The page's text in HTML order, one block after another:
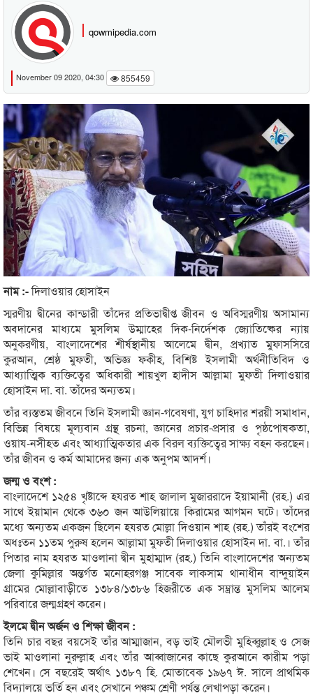
qowmipedia.com
November 09 2020, 04:30 855459
নাম :-দিলাওয়ার হোসাইন
স্মরণীয় দ্বীনের কান্ডারী তাঁদের প্রতিভাদ্বীপ্ত জীবন ও অবিস্মরণীয় অসামান্য
অবদানের মাধ্যমে মুসলিম উম্মাহের দিক-নির্দেশক জ্যোতিষ্কের ন্যায়
অনুকরণীয়, বাংলাদেশের শীর্ষস্থানীয় আলেমে দ্বীন, প্রখ্যাত মুফাসসিরে
কুরআন, শ্রেষ্ঠ মুফতী, অভিজ্ঞ ফকীহ, বিশিষ্ট ইসলামী অর্থনীতিবিদ ও
আধ্যাত্মিক ব্যক্তিত্বের অধিকারী শায়খুল হাদীস আল্লামা মুফতী দিলাওয়ার
হোসাইন দা. বা. তাঁদের অন্যতম।
তাঁর ব্যস্ততম জীবনে তিনি ইসলামী জ্ঞান-গবেষণা, যুগ চাহিদার শরয়ী সমাধান,
বিভিন্ন বিষয়ে মূল্যবান গ্রন্থ রচনা, জ্ঞানের প্রচার-প্রসার ও পৃষ্ঠপোষকতা,
ওয়ায-নসীহত এবং আধ্যাত্মিকতার এক বিরল ব্যক্তিত্বের সাক্ষ্য বহন করছেন।
তাঁর জীবন ও কর্ম আমাদের জন্য এক অনুপম আদর্শ।
জন্ম ও বংশ :
বাংলাদেশে ১২৫৪ খৃষ্টাব্দে হযরত শাহ জালাল মুজাররাদে ইয়ামানী (রহ.) এর
সাথে ইয়ামান থেকে ৩৬০ জন আউলিয়ায়ে কিরামের আগমন ঘটে। তাঁদের
মধ্যে অন্যতম একজন ছিলেন হযরত মোল্লা দিওয়ান শাহ (রহ.) তাঁরই বংশের
অধঃতন ১১তম পুরুষ হলেন আল্লামা মুফতী দিলাওয়ার হোসাইন দা. বা.। তাঁর
পিতার নাম হযরত মাওলানা দ্বীন মুহাম্মাদ (রহ.) তিনি বাংলাদেশের অন্যতম
জেলা কুমিল্লার অন্তর্গত মনোহরগঞ্জ সাবেক লাকসাম থানাধীন বান্দুয়াইন
গ্রামের মোল্লাবাড়ীতে ১৩৮৪/১৩৮৬ হিজরীতে এক সম্ভ্রান্ত মুসলিম আলেম
পরিবারে জন্মগ্রহণ করেন।
ইলমে দ্বীন অর্জন ও শিক্ষা জীবন :
তিনি চার বছর বয়সেই তাঁর আম্মাজান, বড় ভাই মৌলভী মুহিব্বুল্লাহ ও সেজ
ভাই মাওলানা নুরুল্লাহ এবং তাঁর আব্বাজানের কাছে কুরআনে কারীম পড়া
শেখেন। সে বছরেই অর্থাৎ ১৩৮৭ হি. মোতাবেক ১৯৬৭ ঈ. সালে প্রাথমিক
বিদ্যালয়ে ভর্তি হন এবং সেখানে পঞ্চম শ্রেণী পর্যন্ত লেখাপড়া করেন।